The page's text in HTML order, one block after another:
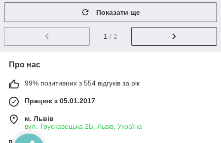
Показати ще
1 / 2
Про нас
99% позитивних з 554 відгуків за рік
Працює з 05.01.2017
м. Львів
вул. Трускавецька 2Б, Львів, Україна